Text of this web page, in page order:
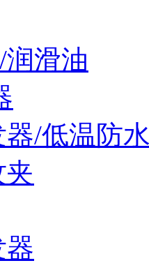
滑油
/低温防